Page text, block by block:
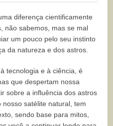
diferença cientificamente
não sabemos, mas se mal
um pouco pelo seu instinto
da natureza e dos astros.
tecnologia e à ciência, é
que despertam nossa
sobre a influência dos astros
nosso satélite natural, tem
sendo base para mitos,